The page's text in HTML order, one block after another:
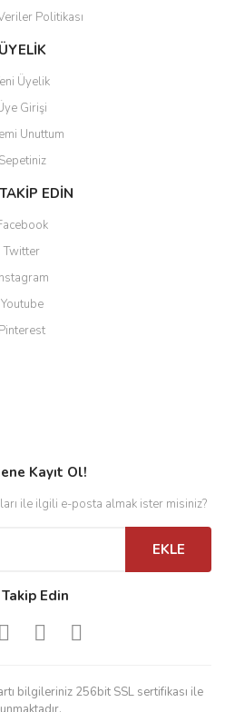
Gönder
Politikası
ÜYELİK
Üyelik
Girişi
Unuttum
Sepetiniz
EDİN
Twitter
Youtube
Pinterest
Kayıt Ol!
ile ilgili e-posta almak ister misiniz?
EKLE
Edin
bilgileriniz 256bit SSL sertifikası ile